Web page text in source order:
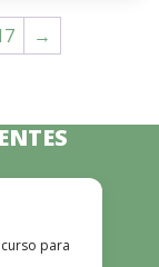
→
para